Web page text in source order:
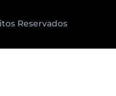
Reservados